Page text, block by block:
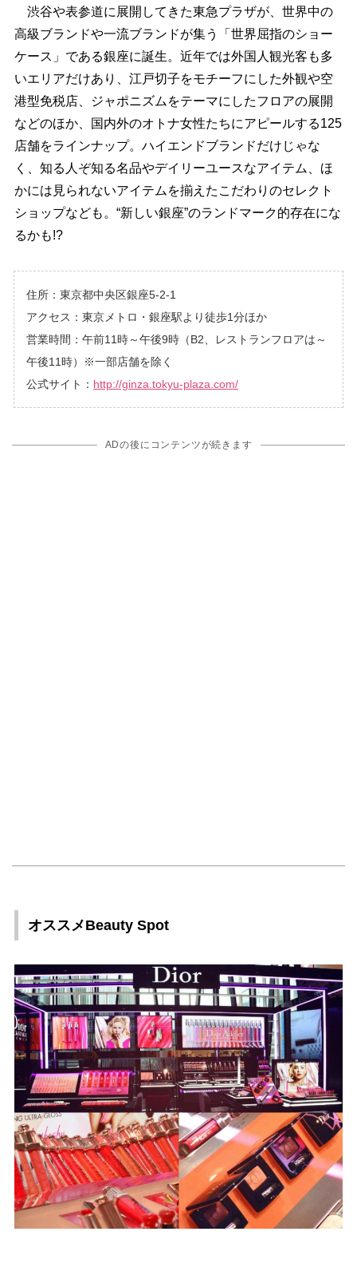
渋谷や表参道に展開してきた東急プラザが、世界中の
高級ブランドや一流ブランドが集う「世界屈指のショー
ケース」である銀座に誕生。近年では外国人観光客も多
いエリアだけあり、江戸切子をモチーフにした外観や空
港型免税店、ジャポニズムをテーマにしたフロアの展開
などのほか、国内外のオトナ女性たちにアピールする125
店舗をラインナップ。ハイエンドブランドだけじゃな
く、知る人ぞ知る名品やデイリーユースなアイテム、ほ
かには見られないアイテムを揃えたこだわりのセレクト
ショップなども。“新しい銀座”のランドマーク的存在にな
るかも!?
住所：東京都中央区銀座5-2-1
アクセス：東京メトロ・銀座駅より徒歩1分ほか
営業時間：午前11時～午後9時（B2、レストランフロアは～
午後11時）※一部店舗を除く
公式サイト： http://ginza.tokyu-plaza.com/
ADの後にコンテンツが続きます
オススメBeauty Spot